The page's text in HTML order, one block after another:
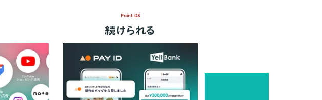
Point 03
続けられる